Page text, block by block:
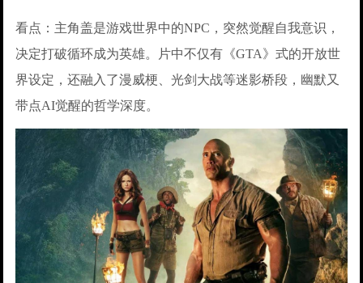
看点：主角盖是游戏世界中的NPC，突然觉醒自我意识，
决定打破循环成为英雄。片中不仅有《GTA》式的开放世
界设定，还融入了漫威梗、光剑大战等迷影桥段，幽默又
带点AI觉醒的哲学深度。